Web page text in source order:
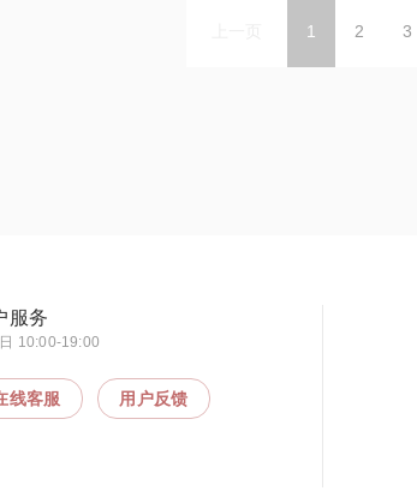
1 2 3
服务
10:00-19:00
线客服 用户反馈